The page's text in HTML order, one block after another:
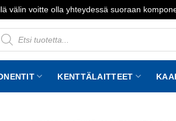
välin voitte olla yhteydessä suoraan
KENTTÄLAITTEET